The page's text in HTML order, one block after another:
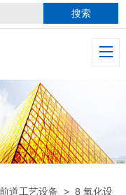
道工艺设备 >8 氧化设